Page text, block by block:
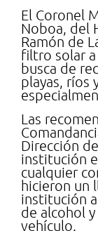
El Coronel
Noboa, del
Ramón de
filtro solar a
busca de
playas, ríos
Las
Dirección
institución
cualquier
hicieron un
institución
de alcohol
vehículo.